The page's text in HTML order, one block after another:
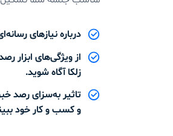
درباره نیازهای
از ویژگی‌های ابزار
زلکا آگاه شوید.
تاثیر به‌سزای رصد
و کسب و کار خود